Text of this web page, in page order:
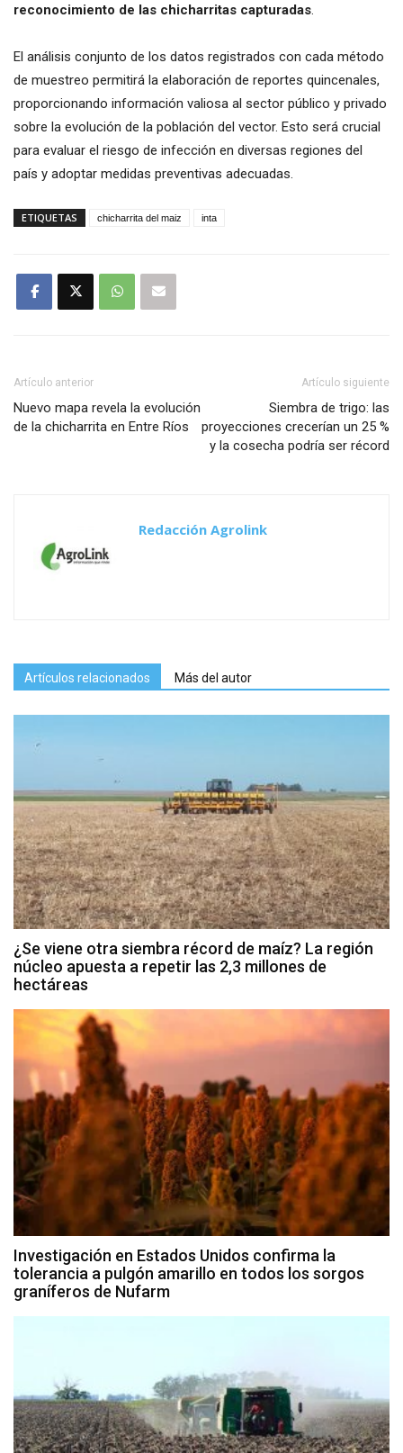
reconocimiento de las chicharritas capturadas.
El análisis conjunto de los datos registrados con cada método
de muestreo permitirá la elaboración de reportes quincenales,
proporcionando información valiosa al sector público y privado
sobre la evolución de la población del vector. Esto será crucial
para evaluar el riesgo de infección en diversas regiones del
país y adoptar medidas preventivas adecuadas.
ETIQUETAS chicharrita del maiz inta
Artículo anterior
Nuevo mapa revela la evolución
de la chicharrita en Entre Ríos
Artículo siguiente
Siembra de trigo: las
proyecciones crecerían un 25 %
y la cosecha podría ser récord
Redacción Agrolink
Artículos relacionados Más del autor
¿Se viene otra siembra récord de maíz? La región
núcleo apuesta a repetir las 2,3 millones de
hectáreas
Investigación en Estados Unidos confirma la
tolerancia a pulgón amarillo en todos los sorgos
graníferos de Nufarm